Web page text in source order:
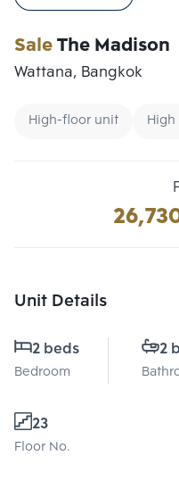
SaleThe Madison
Wattana, Bangkok
High-floor unit
Unit Details
2 beds
Bedroom
2
23
Floor No.